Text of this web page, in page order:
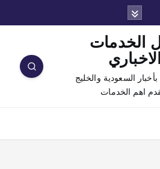
الاخباري
السعودية والخليج
اهم الخدمات